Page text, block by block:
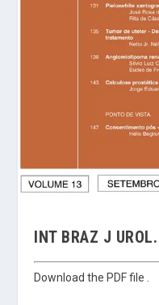
INT BRAZ J
Download the PDF file .